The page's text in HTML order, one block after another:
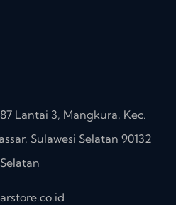
Lantai 3, Mangkura, Kec.
Sulawesi Selatan 90132